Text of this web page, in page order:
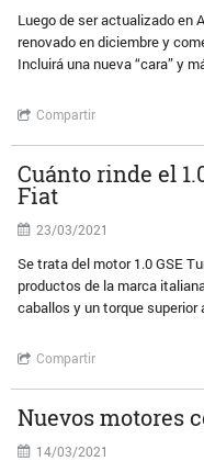
Luego de ser actualizado en
renovado en diciembre y
Incluirá una nueva “cara” y
Compartir
Cuánto rinde el
Fiat
23/03/2021
Se trata del motor 1.0 GSE
productos de la marca
caballos y un torque superior
Compartir
Nuevos motores
14/03/2021